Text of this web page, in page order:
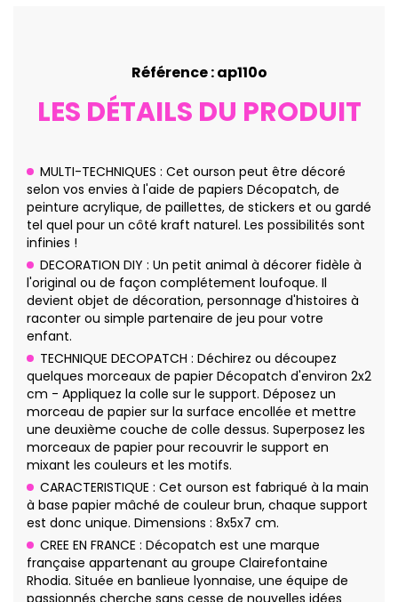
Référence : ap110o
LES DÉTAILS DU PRODUIT
MULTI-TECHNIQUES : Cet ourson peut être décoré
selon vos envies à l'aide de papiers Décopatch, de
peinture acrylique, de paillettes, de stickers et ou gardé
tel quel pour un côté kraft naturel. Les possibilités sont
infinies !
DECORATION DIY : Un petit animal à décorer fidèle à
l'original ou de façon complétement loufoque. Il
devient objet de décoration, personnage d'histoires à
raconter ou simple partenaire de jeu pour votre
enfant.
TECHNIQUE DECOPATCH : Déchirez ou découpez
quelques morceaux de papier Décopatch d'environ 2x2
cm - Appliquez la colle sur le support. Déposez un
morceau de papier sur la surface encollée et mettre
une deuxième couche de colle dessus. Superposez les
morceaux de papier pour recouvrir le support en
mixant les couleurs et les motifs.
CARACTERISTIQUE : Cet ourson est fabriqué à la main
à base papier mâché de couleur brun, chaque support
est donc unique. Dimensions : 8x5x7 cm.
CREE EN FRANCE : Décopatch est une marque
française appartenant au groupe Clairefontaine
Rhodia. Située en banlieue lyonnaise, une équipe de